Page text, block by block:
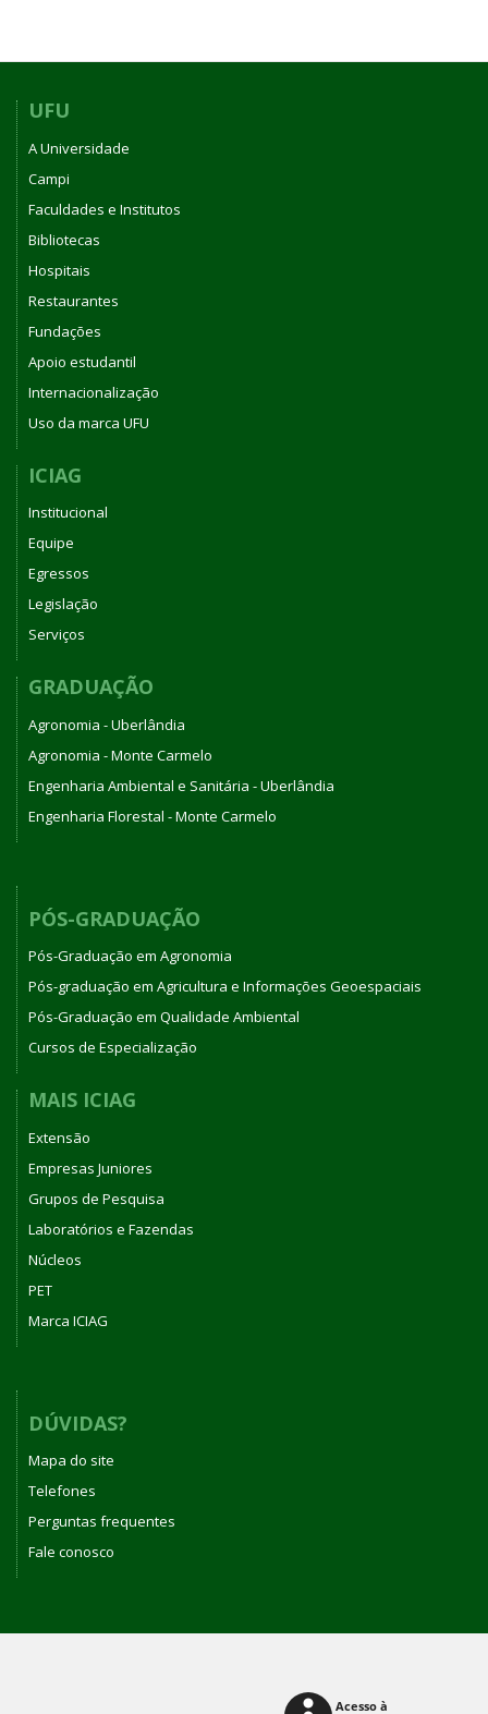
UFU
A Universidade
Campi
Faculdades e Institutos
Bibliotecas
Hospitais
Restaurantes
Fundações
Apoio estudantil
Internacionalização
Uso da marca UFU
ICIAG
Institucional
Equipe
Egressos
Legislação
Serviços
GRADUAÇÃO
Agronomia - Uberlândia
Agronomia - Monte Carmelo
Engenharia Ambiental e Sanitária - Uberlândia
Engenharia Florestal - Monte Carmelo
PÓS-GRADUAÇÃO
Pós-Graduação em Agronomia
Pós-graduação em Agricultura e Informações Geoespaciais
Pós-Graduação em Qualidade Ambiental
Cursos de Especialização
MAIS ICIAG
Extensão
Empresas Juniores
Grupos de Pesquisa
Laboratórios e Fazendas
Núcleos
PET
Marca ICIAG
DÚVIDAS?
Mapa do site
Telefones
Perguntas frequentes
Fale conosco